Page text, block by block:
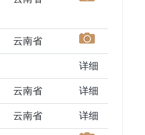
云南省
详细
云南省 详细
云南省 详细